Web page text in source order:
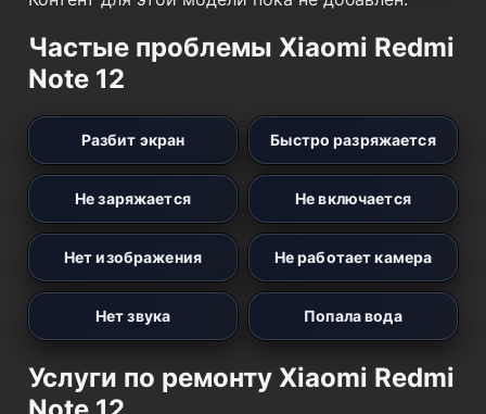
Частые проблемы Xiaomi Redmi
Note 12
Разбит экран Быстро разряжается
Не заряжается Не включается
Нет изображения Не работает камера
Нет звука Попала вода
Услуги по ремонту Xiaomi Redmi